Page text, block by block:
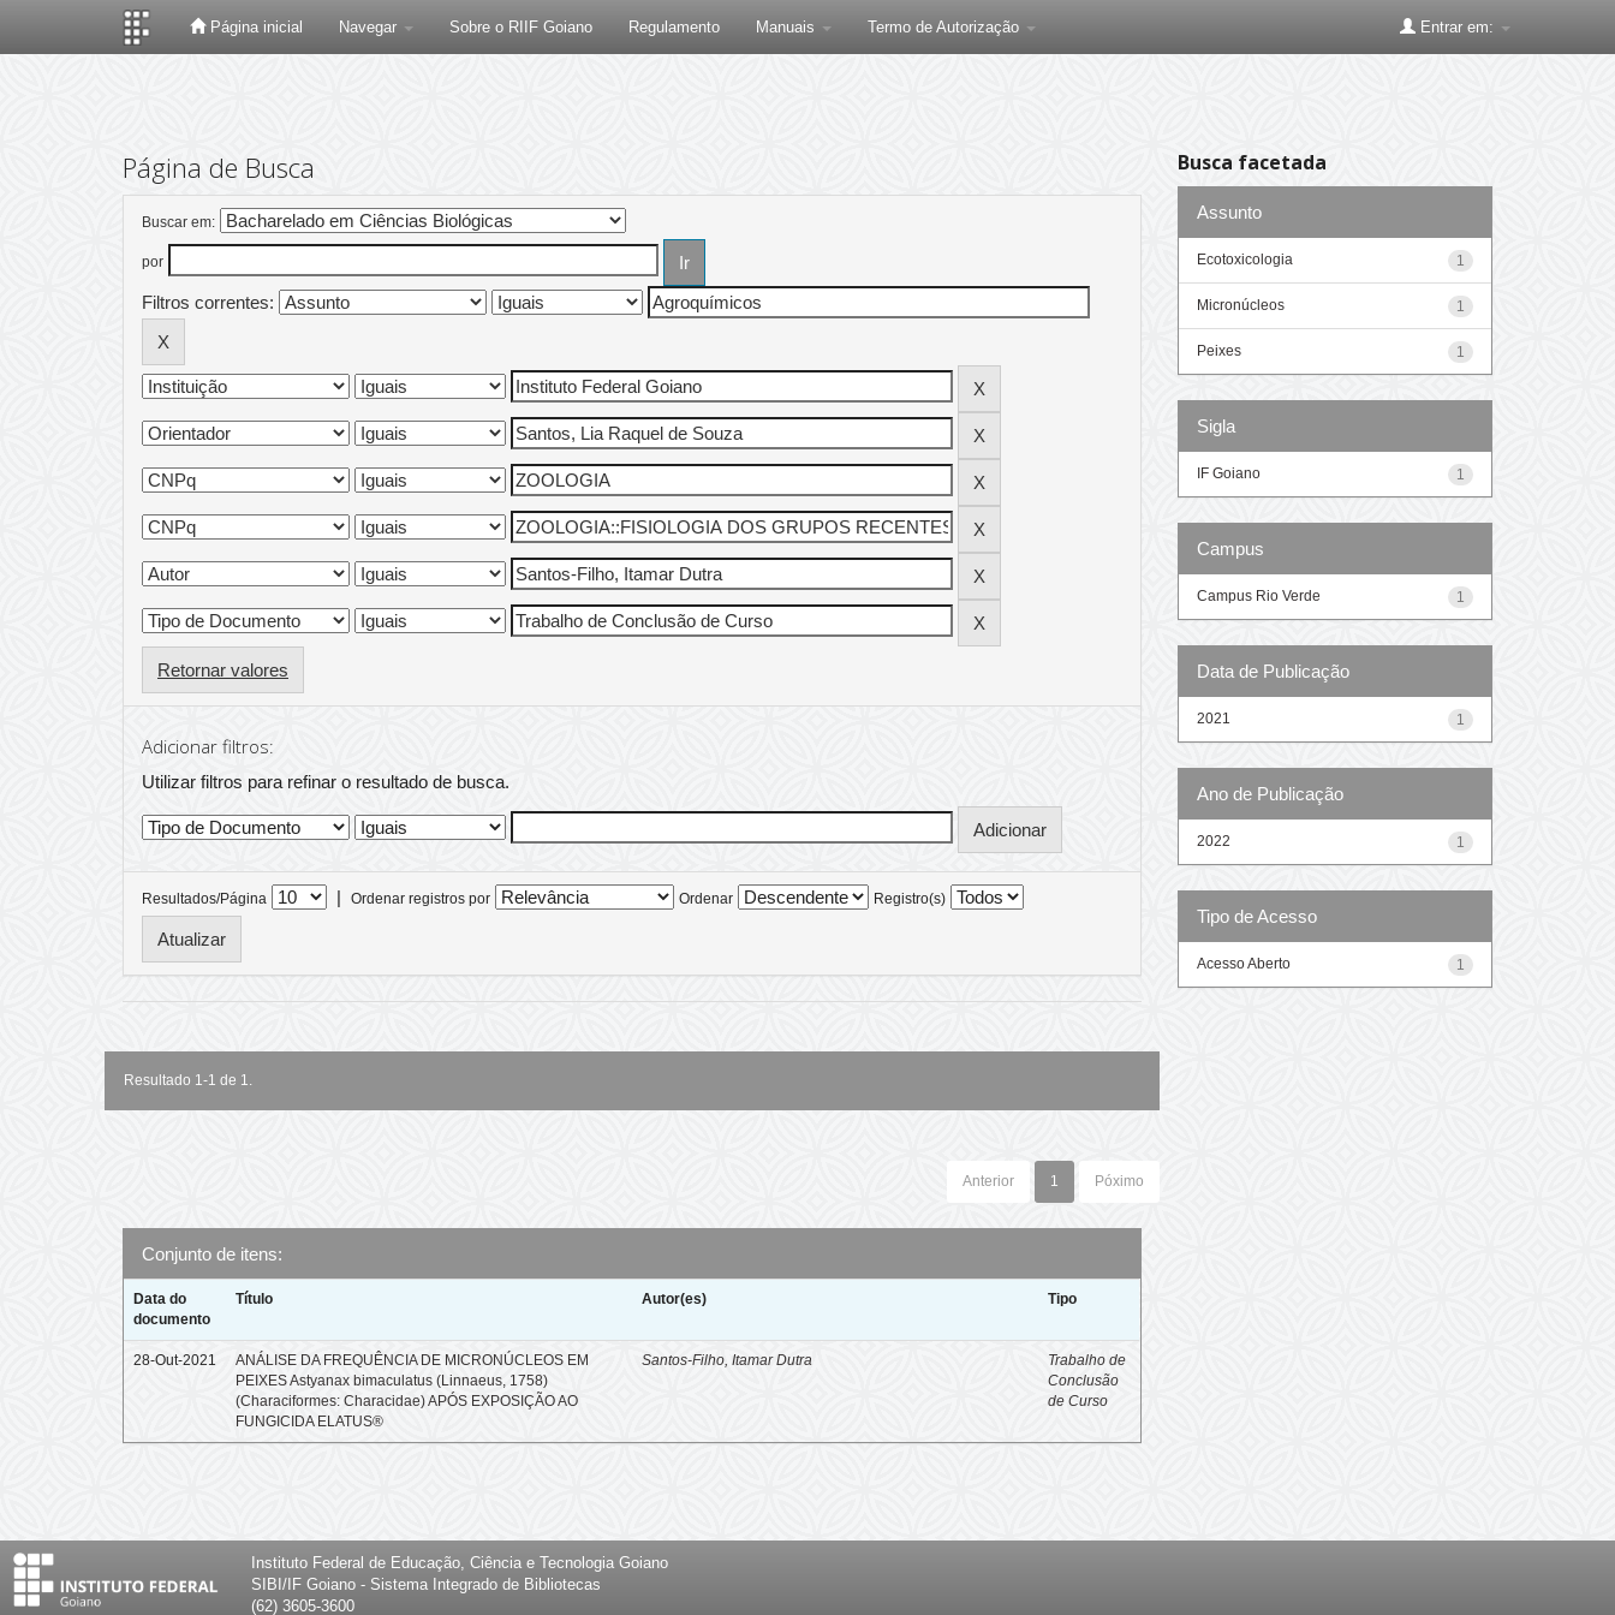
Página inicial Navegar Sobre o RIIF Goiano Regulamento Manuais Termo de Autorização Entrar em:
Página de Busca
Buscar em:
por
Filtros correntes:
Retornar valores
Adicionar filtros:
Utilizar filtros para refinar o resultado de busca.
Resultados/Página | Ordenar registros por Ordenar Registro(s)
Resultado 1-1 de 1.
Anterior 1 Póximo
Conjunto de itens:
Data do
documento
Título Autor(es) Tipo
28-Out-2021
ANÁLISE DA FREQUÊNCIA DE MICRONÚCLEOS EM
PEIXES Astyanax bimaculatus (Linnaeus, 1758)
(Characiformes: Characidae) APÓS EXPOSIÇÃO AO
FUNGICIDA ELATUS®
Santos-Filho, Itamar Dutra
Trabalho de
Conclusão
de Curso
Busca facetada
Assunto
1
Ecotoxicologia
1
Micronúcleos
1
Peixes
Sigla
1
IF Goiano
Campus
1
Campus Rio Verde
Data de Publicação
1
2021
Ano de Publicação
1
2022
Tipo de Acesso
1
Acesso Aberto
Instituto Federal de Educação, Ciência e Tecnologia Goiano
SIBI/IF Goiano - Sistema Integrado de Bibliotecas
(62) 3605-3600